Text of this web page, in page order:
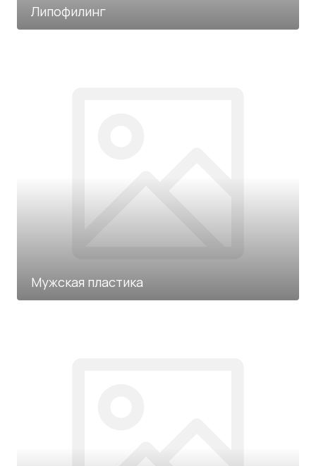
Липофилинг
Мужская пластика